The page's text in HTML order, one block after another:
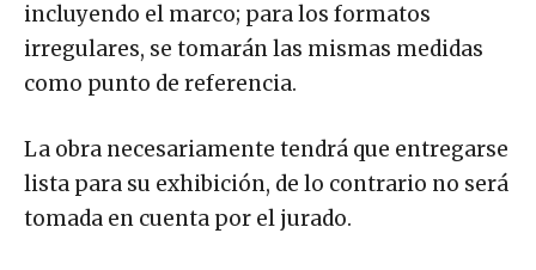
incluyendo el marco; para los formatos
irregulares, se tomarán las mismas medidas
como punto de referencia.
La obra necesariamente tendrá que entregarse
lista para su exhibición, de lo contrario no será
tomada en cuenta por el jurado.